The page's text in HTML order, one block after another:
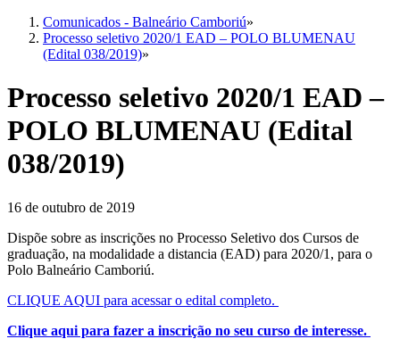
Comunicados - Balneário Camboriú»
Processo seletivo 2020/1 EAD – POLO BLUMENAU
(Edital 038/2019)»
Processo seletivo 2020/1 EAD –
POLO BLUMENAU (Edital
038/2019)
16 de outubro de 2019
Dispõe sobre as inscrições no Processo Seletivo dos Cursos de
graduação, na modalidade a distancia (EAD) para 2020/1, para o
Polo Balneário Camboriú.
CLIQUE AQUI para acessar o edital completo.
Clique aqui para fazer a inscrição no seu curso de interesse.